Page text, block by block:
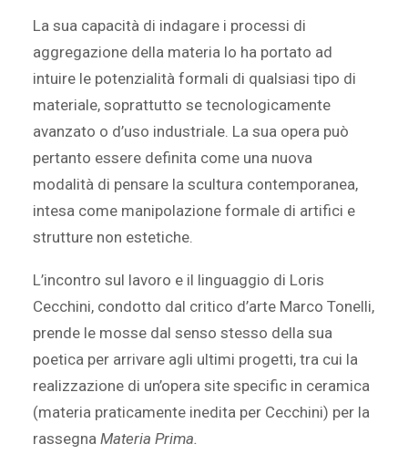
La sua capacità di indagare i processi di
aggregazione della materia lo ha portato ad
intuire le potenzialità formali di qualsiasi tipo di
materiale, soprattutto se tecnologicamente
avanzato o d’uso industriale. La sua opera può
pertanto essere definita come una nuova
modalità di pensare la scultura contemporanea,
intesa come manipolazione formale di artifici e
strutture non estetiche.
L’incontro sul lavoro e il linguaggio di Loris
Cecchini, condotto dal critico d’arte Marco Tonelli,
prende le mosse dal senso stesso della sua
poetica per arrivare agli ultimi progetti, tra cui la
realizzazione di un’opera site specific in ceramica
(materia praticamente inedita per Cecchini) per la
rassegna Materia Prima.